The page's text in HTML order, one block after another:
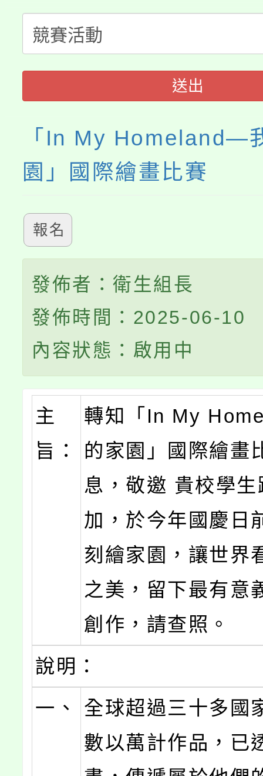
代理(課)教師甄選結果(
公告本校115學年度第
代理(課)教師甄選結果(
轉知中國文化大學推廣
《TA101》溝通分析基
心理、諮商輔導、社會
系所師生報名參加。
送出
「In My Homeland—
園」國際繪畫比賽
報名
發佈者：衛生組長
發佈時間：2025-06-10
內容狀態：啟用中
主
旨：
轉知「In My
的家園」國際繪畫
息，敬邀 貴校學
加，於今年國慶日
刻繪家園，讓世界
之美，留下最有意
創作，請查照。
說明：
一、
全球超過三十多國
數以萬計作品，已